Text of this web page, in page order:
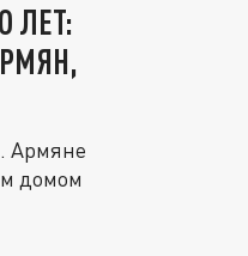
ЛЕТ:
Армяне
домом